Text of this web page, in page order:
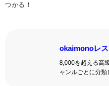
つかる！
okaimonoレ
8,000を超える高
ャンルごとに分類